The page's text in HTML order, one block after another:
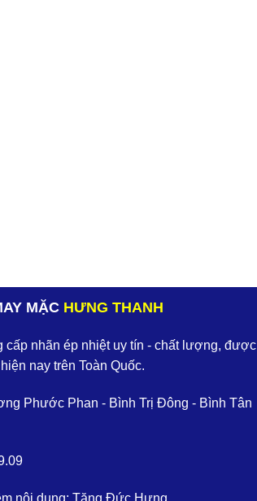
MẶC HƯNG THANH
cấp nhãn ép nhiệt uy tín - chất lượng, được
nay trên Toàn Quốc.
Phước Phan - Bình Trị Đông - Bình Tân
nội dung: Tăng Đức Hưng